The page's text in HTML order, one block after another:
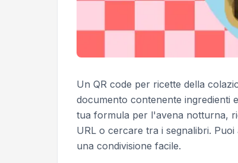
Un QR code per ricette della
documento contenente ingredienti
tua formula per l'avena notturna,
URL o cercare tra i segnalibri. Puoi
una condivisione facile.